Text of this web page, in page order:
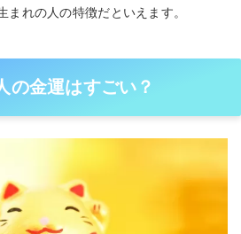
まれの人の特徴だといえます。
の金運はすごい？